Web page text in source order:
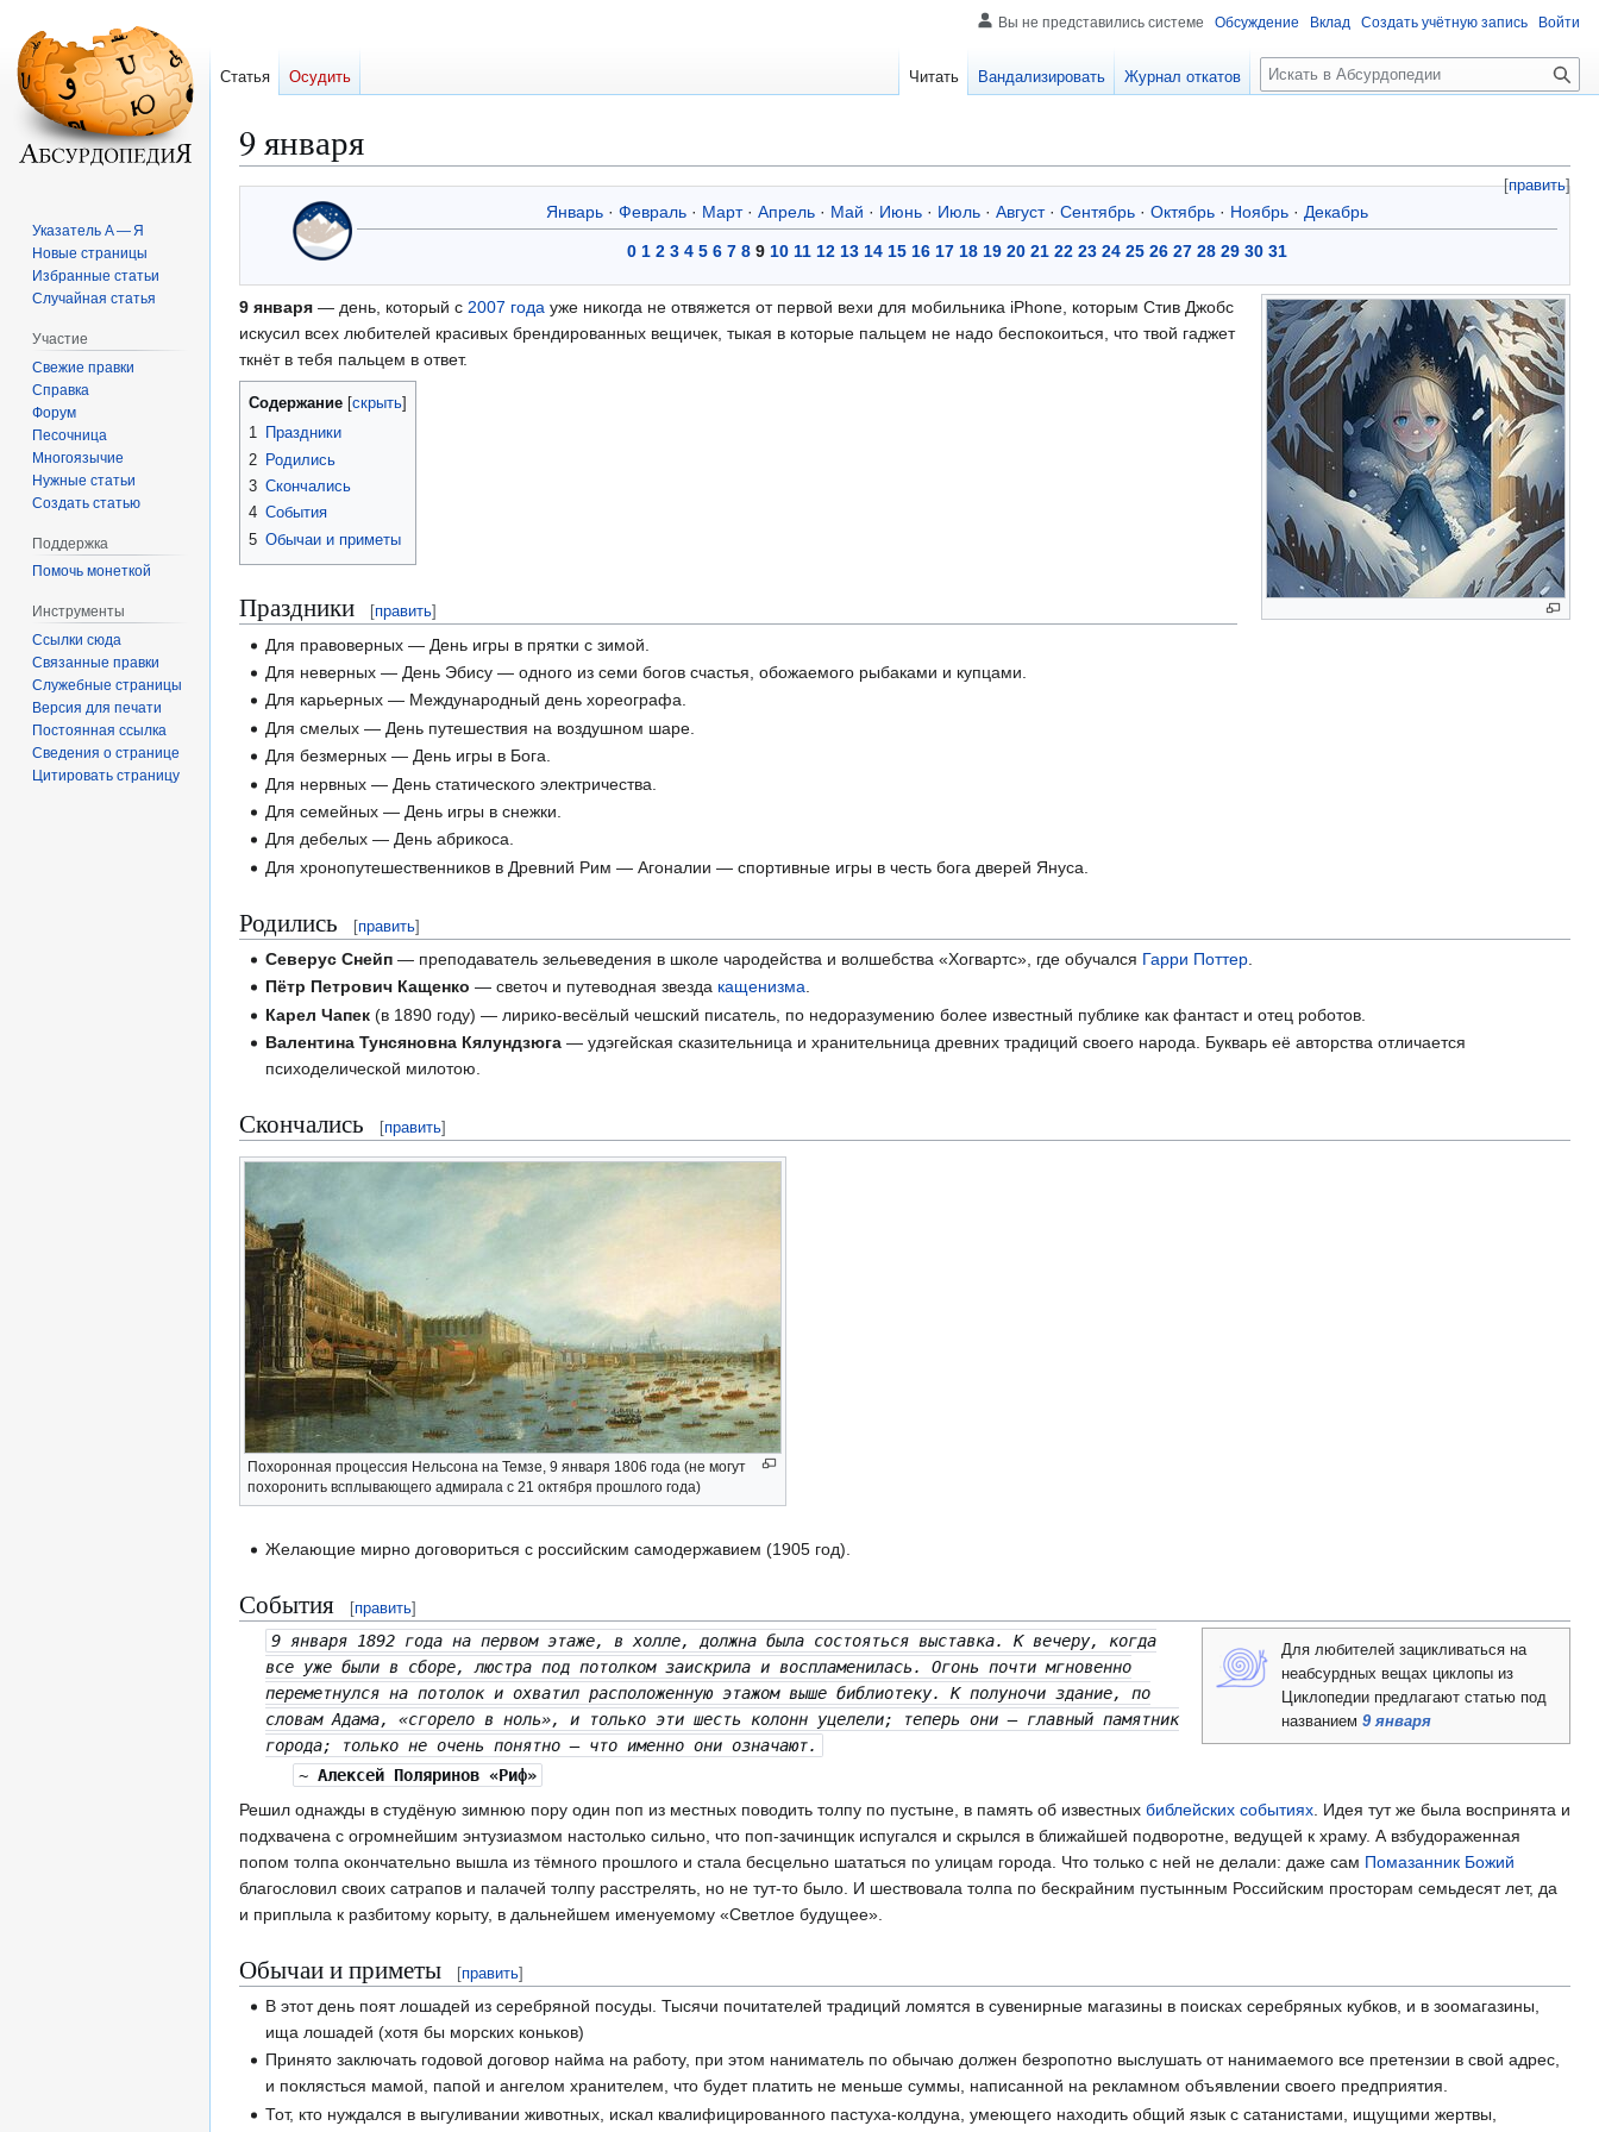
9 января
[править]
навигации
Январь · Февраль · Март· Апрель · Май · Июнь · Июль · Август· Сентябрь · Октябрь · Ноябрь · Декабрь
0 1 2 3 4 5 6 7 8 9 10 11 12 13 14 15 16 17 18 19 20 21 22 23 24 25 26 27 28 29 30 31
9 января — день, который с 2007 года уже никогда не отвяжется от первой вехи для мобильника iPhone, которым Стив Джобс
искусил всех любителей красивых брендированных вещичек, тыкая в которые пальцем не надо беспокоиться, что твой гаджет
ткнёт в тебя пальцем в ответ.
Содержание
1 Праздники
2 Родились
3 Скончались
4 События
5 Обычаи и приметы
Праздники [править]
Для правоверных — День игры в прятки с зимой.
Для неверных — День Эбису — одного из семи богов счастья, обожаемого рыбаками и купцами.
Для карьерных — Международный день хореографа.
Для смелых — День путешествия на воздушном шаре.
Для безмерных — День игры в Бога.
Для нервных — День статического электричества.
Для семейных — День игры в снежки.
Для дебелых — День абрикоса.
Для хронопутешественников в Древний Рим — Агоналии — спортивные игры в честь бога дверей Януса.
Родились [править]
Северус Снейп — преподаватель зельеведения в школе чародейства и волшебства «Хогвартс», где обучался Гарри Поттер
Пëтр Петрович Кащенко — светоч и путеводная звезда кащенизма.
Карел Чапек (в 1890 году) — лирико-весёлый чешский писатель, по недоразумению более известный публике как фантаст и отец роботов.
Валентина Тунсяновна Кялундзюга — удэгейская сказительница и хранительница древних традиций своего народа. Букварь её авторства отличается
психоделической милотою.
Скончались [править]
Похоронная процессия Нельсона на Темзе, 9 января 1806 года (не могут
похоронить всплывающего адмирала с 21 октября прошлого года)
Желающие мирно договориться с российским самодержавием (1905 год).
События [править]
Для любителей зацикливаться на
неабсурдных вещах циклопы из
Циклопедии предлагают статью под
названием 9 января
9 января 1892 года на первом этаже, в холле, должна была состояться выставка. К вечеру, когда
все уже были в сборе, люстра под потолком заискрила и воспламенилась. Огонь почти мгновенно
переметнулся на потолок и охватил расположенную этажом выше библиотеку. К полуночи здание, по
словам Адама, «сгорело в ноль», и только эти шесть колонн уцелели; теперь они — главный памятник
города; только не очень понятно — что именно они означают.
~ Алексей Поляринов «Риф»
Решил однажды в студёную зимнюю пору один поп из местных поводить толпу по пустыне, в память об известных библейских событиях . Идея тут же была воспринята и
подхвачена с огромнейшим энтузиазмом настолько сильно, что поп-зачинщик испугался и скрылся в ближайшей подворотне, ведущей к храму. А взбудораженная
попом толпа окончательно вышла из тёмного прошлого и стала бесцельно шататься по улицам города. Что только с ней не делали: даже сам Помазанник Божий
благословил своих сатрапов и палачей толпу расстрелять, но не тут-то было. И шествовала толпа по бескрайним пустынным Российским просторам семьдесят лет, да
и приплыла к разбитому корыту, в дальнейшем именуемому «Светлое будущее».
Обычаи и приметы [править]
В этот день поят лошадей из серебряной посуды. Тысячи почитателей традиций ломятся в сувенирные магазины в поисках серебряных кубков, и в зоомагазины,
ища лошадей (хотя бы морских коньков)
Принято заключать годовой договор найма на работу, при этом наниматель по обычаю должен безропотно выслушать от нанимаемого все претензии в свой адрес,
и поклясться мамой, папой и ангелом хранителем, что будет платить не меньше суммы, написанной на рекламном объявлении своего предприятия.
Тот, кто нуждался в выгуливании животных, искал квалифицированного пастуха-колдуна, умеющего находить общий язык с сатанистами, ищущими жертвы,
Вы не представились системе Обсуждение Вклад Создать учётную запись Войти
Статья Осудить Читать Вандализировать Журнал откатов
П
о
к
Указатель А — Я
Новые страницы
Избранные статьи
Случайная статья
Участие
Свежие правки
Справка
Форум
Песочница
Многоязычие
Нужные статьи
Создать статью
Поддержка
Помочь монеткой
Инструменты
Ссылки сюда
Связанные правки
Служебные страницы
Версия для печати
Постоянная ссылка
Сведения о странице
Цитировать страницу